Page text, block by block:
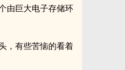
由巨大电子存储环
，有些苦恼的看着